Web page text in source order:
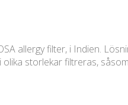
allergy filter, i Indien.
storlekar filtreras,